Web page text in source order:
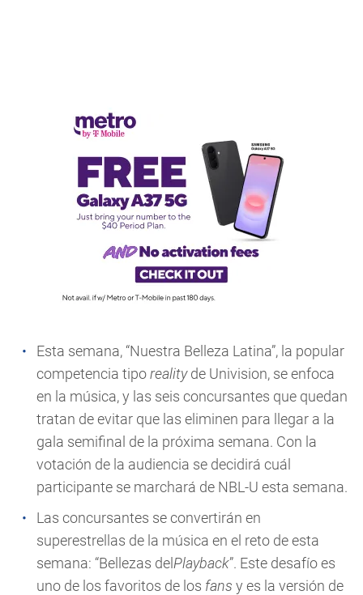
Esta semana, “Nuestra Belleza Latina”, la popular
competencia tiporealityde Univision, se enfoca
en la música, y las seis concursantes que quedan
tratan de evitar que las eliminen para llegar a la
gala semifinal de la próxima semana. Con la
votación de la audiencia se decidirá cuál
participante se marchará de NBL-U esta semana.
Las concursantes se convertirán en
superestrellas de la música en el reto de esta
semana: “Bellezas del Playback”. Este desafío es
uno de los favoritos de los fans y es la versión de